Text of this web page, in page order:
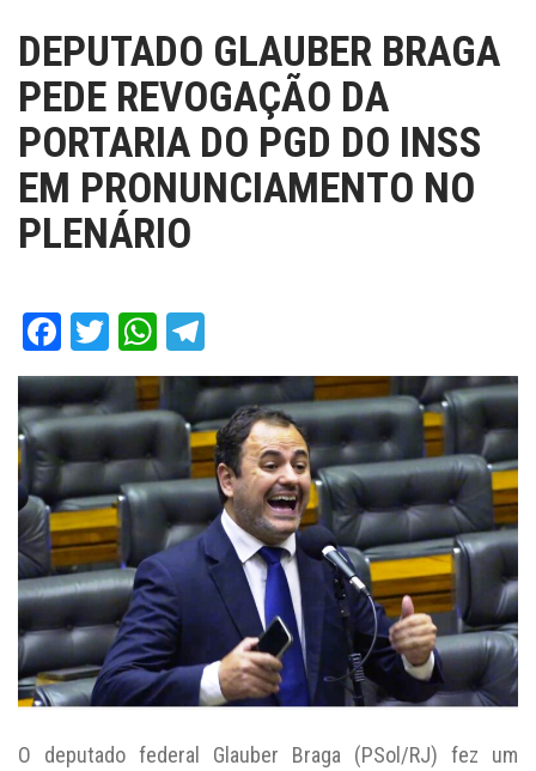
DEPUTADO GLAUBER BRAGA
PEDE REVOGAÇÃO DA
PORTARIA DO PGD DO INSS
EM PRONUNCIAMENTO NO
PLENÁRIO
Facebook
TwitterWhatsApp
O deputado federal Glauber Braga (PSol/RJ) fez um